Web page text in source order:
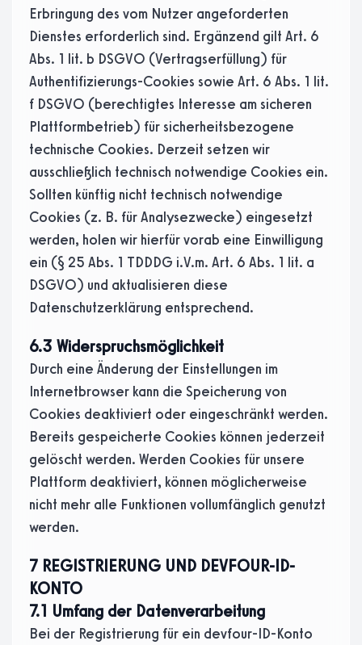
Erbringung des vom Nutzer angeforderten
Dienstes erforderlich sind. Ergänzend gilt Art. 6
Abs. 1 lit. b DSGVO (Vertragserfüllung) für
Authentifizierungs-Cookies sowie Art. 6 Abs. 1 lit.
f DSGVO (berechtigtes Interesse am sicheren
Plattformbetrieb) für sicherheitsbezogene
technische Cookies. Derzeit setzen wir
ausschließlich technisch notwendige Cookies ein.
Sollten künftig nicht technisch notwendige
Cookies (z. B. für Analysezwecke) eingesetzt
werden, holen wir hierfür vorab eine Einwilligung
ein (§ 25 Abs. 1 TDDDG i.V.m. Art. 6 Abs. 1 lit. a
DSGVO) und aktualisieren diese
Datenschutzerklärung entsprechend.
6.3 Widerspruchsmöglichkeit
Durch eine Änderung der Einstellungen im
Internetbrowser kann die Speicherung von
Cookies deaktiviert oder eingeschränkt werden.
Bereits gespeicherte Cookies können jederzeit
gelöscht werden. Werden Cookies für unsere
Plattform deaktiviert, können möglicherweise
nicht mehr alle Funktionen vollumfänglich genutzt
werden.
7 REGISTRIERUNG UND DEVFOUR-ID-
KONTO
7.1 Umfang der Datenverarbeitung
Bei der Registrierung für ein devfour-ID-Konto